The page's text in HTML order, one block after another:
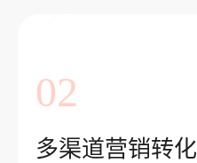
02
多渠道营销转化